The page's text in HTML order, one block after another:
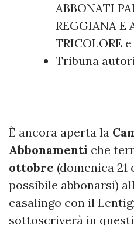
ABBONATI
REGGIANA E
TRICOLORE
Tribuna
È ancora aperta la
Abbonamenti che
ottobre (domenica
possibile abbonarsi)
casalingo con il
sottoscriverà in